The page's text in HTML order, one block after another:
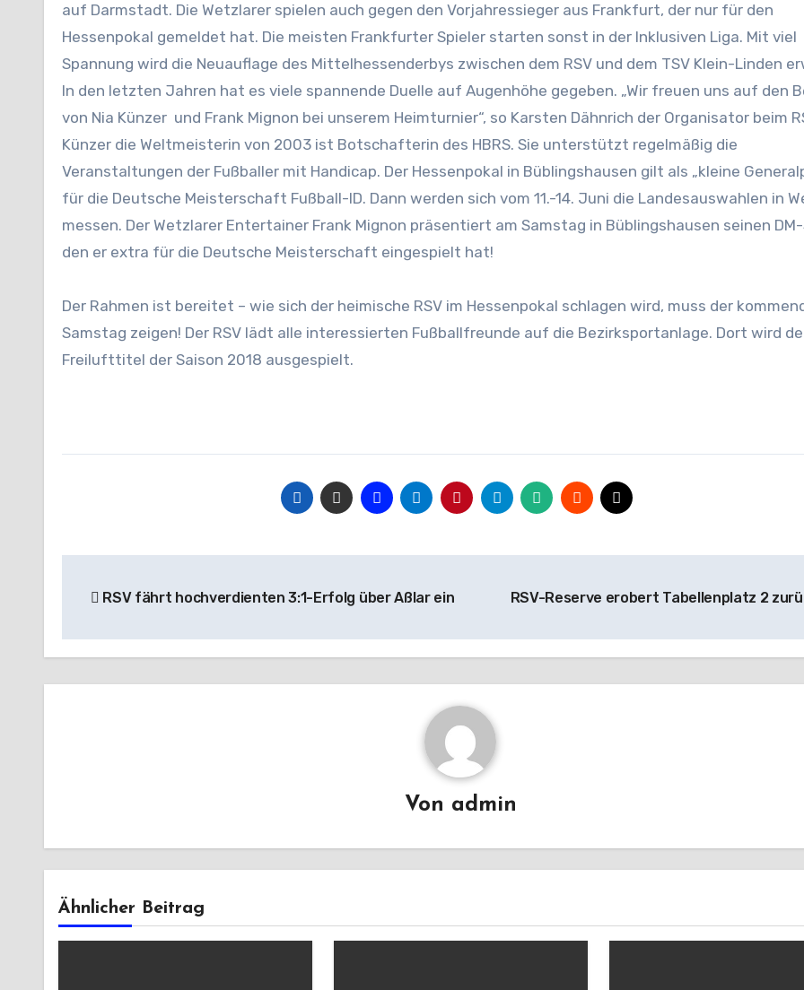
auf Darmstadt. Die Wetzlarer spielen auch gegen den Vorjahressieger aus Frankfurt, der nur für den
Hessenpokal gemeldet hat. Die meisten Frankfurter Spieler starten sonst in der Inklusiven Liga. Mit viel
Spannung wird die Neuauflage des Mittelhessenderbys zwischen dem RSV und dem TSV Klein-Linden
In den letzten Jahren hat es viele spannende Duelle auf Augenhöhe gegeben. „Wir freuen uns auf den
von Nia Künzer und Frank Mignon bei unserem Heimturnier“, so Karsten Dähnrich der Organisator beim
Künzer die Weltmeisterin von 2003 ist Botschafterin des HBRS. Sie unterstützt regelmäßig die
Veranstaltungen der Fußballer mit Handicap. Der Hessenpokal in Büblingshausen gilt als „kleine
für die Deutsche Meisterschaft Fußball-ID. Dann werden sich vom 11.-14. Juni die Landesauswahlen in
messen. Der Wetzlarer Entertainer Frank Mignon präsentiert am Samstag in Büblingshausen seinen
den er extra für die Deutsche Meisterschaft eingespielt hat!
Der Rahmen ist bereitet – wie sich der heimische RSV im Hessenpokal schlagen wird, muss der
Samstag zeigen! Der RSV lädt alle interessierten Fußballfreunde auf die Bezirksportanlage. Dort wird
Freilufttitel der Saison 2018 ausgespielt.
RSV fährt hochverdienten 3:1-Erfolg über Aßlar ein RSV-Reserve erobert Tabellenplatz 2
Von admin
Ähnlicher Beitrag